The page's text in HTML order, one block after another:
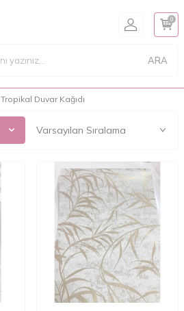
ARA
0
Tropikal Duvar Kağıdı